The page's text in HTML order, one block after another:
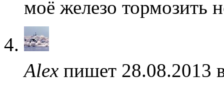
моё железо тормозить
Alex пишет 28.08.2013